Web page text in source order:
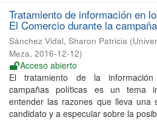
Tratamiento de información en
El Comercio durante la
Sánchez Vidal, Sharon Patricia (
Meza, 2016-12-12)
Acceso abierto
El tratamiento de la
campañas políticas es un tema
entender las razones que lleva una
candidato y a especular sobre la